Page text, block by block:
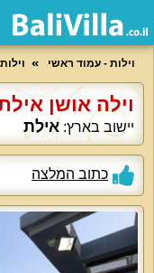
וילות - עמוד ראשי
וילה אושן
יישוב בארץ: אילת
כתוב המלצה